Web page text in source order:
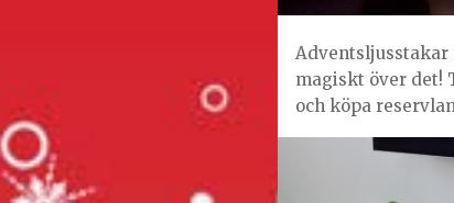
Adventsljusstakar
magiskt över det!
och köpa